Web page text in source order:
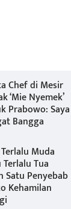
Chef di Mesir
‘Mie Nyemek’
Prabowo: Saya
Bangga
Muda
Tua
Satu Penyebab
Kehamilan